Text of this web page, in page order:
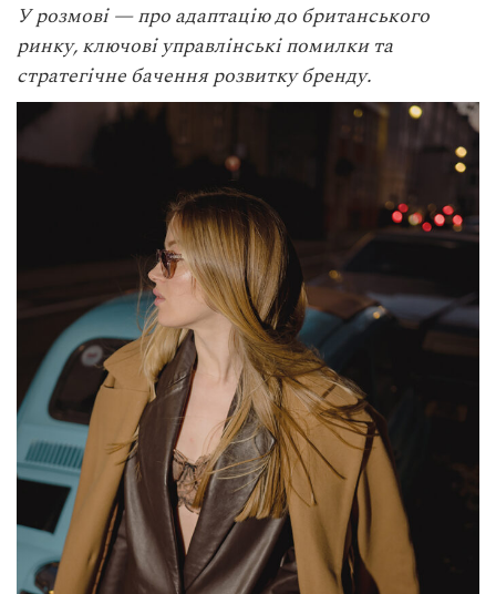
У розмові — про адаптацію до британського
ринку, ключові управлінські помилки та
стратегічне бачення розвитку бренду.